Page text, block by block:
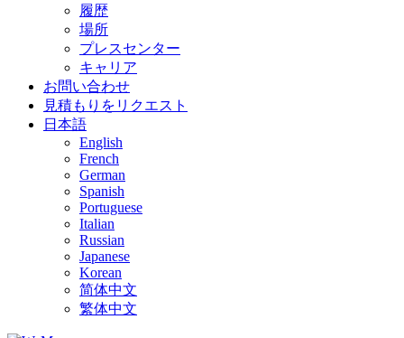
履歴
場所
プレスセンター
キャリア
お問い合わせ
見積もりをリクエスト
日本語
English
French
German
Spanish
Portuguese
Italian
Russian
Japanese
Korean
简体中文
繁体中文